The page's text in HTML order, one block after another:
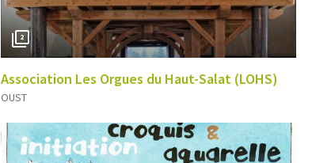
2
Association Les Orgues du Haut-Salat (LOHS)
OUST